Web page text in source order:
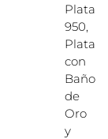
Plata
950,
Plata
con
Baño
de
Oro
y